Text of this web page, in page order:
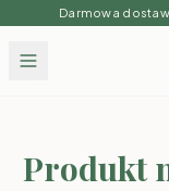
Darmowa
Produkt